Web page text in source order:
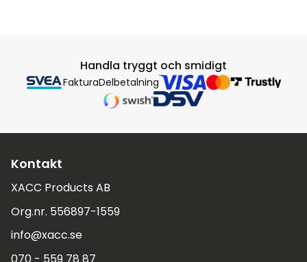
Handla tryggt och smidigt
FakturaDelbetalning
Kontakt
XACC Products AB
Org.nr. 556897-1559
info@xacc.se